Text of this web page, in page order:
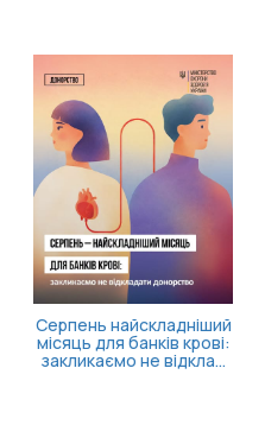
11 серпня відбудеться
засідання Ради з питань
внутрішньо
переміщених осіб